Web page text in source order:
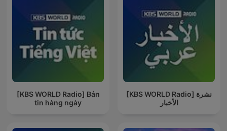
[KBS WORLD Radio] Bản
tin hàng ngày
[KBS WORLD Radio] نشرة
الأخبار